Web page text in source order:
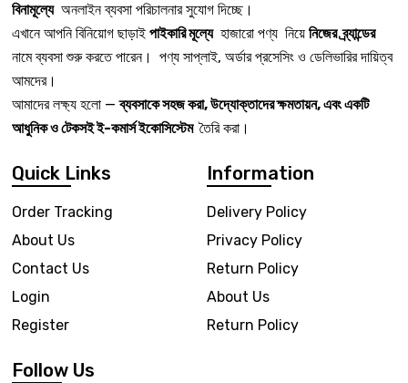
বিনামূল্যেঅনলাইন ব্যবসা পরিচালনার সুযোগ দিচ্ছে।
এখানে আপনি বিনিয়োগ ছাড়াই পাইকারি মূল্যেহাজারো পণ্য নিয়ে নিজের ব্র্যান্ডের
নামে ব্যবসা শুরু করতে পারেন। পণ্য সাপ্লাই, অর্ডার প্রসেসিং ও ডেলিভারির দায়িত্ব
আমদের।
আমাদের লক্ষ্য হলো —ব্যবসাকে সহজ করা, উদ্যোক্তাদের ক্ষমতায়ন, এবং একটি
আধুনিক ও টেকসই ই-কমার্স ইকোসিস্টেম তৈরি করা।
Quick Links
Order Tracking
About Us
Contact Us
Login
Register
Information
Delivery Policy
Privacy Policy
Return Policy
About Us
Return Policy
Follow Us